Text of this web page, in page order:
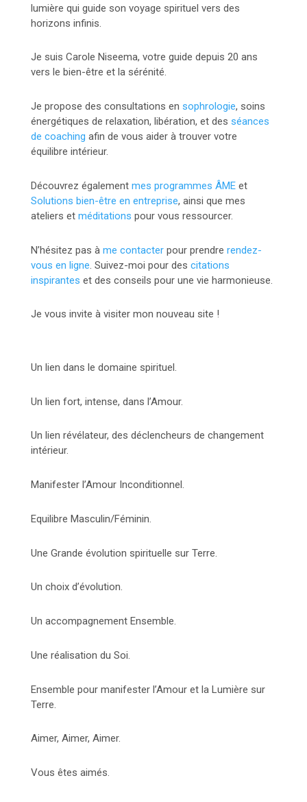
lumière qui guide son voyage spirituel vers des
horizons infinis.
Je suis Carole Niseema, votre guide depuis 20 ans
vers le bien-être et la sérénité.
Je propose des consultations en sophrologie, soins
énergétiques de relaxation, libération, et des séances
de coaching afin de vous aider à trouver votre
équilibre intérieur.
Découvrez également mes programmes ÂMEet
Solutions bien-être en entreprise, ainsi que mes
ateliers et méditations pour vous ressourcer.
N’hésitez pas à me contacterpour prendre rendez-
vous en ligne . Suivez-moi pour des citations
inspirantes et des conseils pour une vie harmonieuse.
Je vous invite à visiter mon nouveau site !
Un lien dans le domaine spirituel.
Un lien fort, intense, dans l’Amour.
Un lien révélateur, des déclencheurs de changement
intérieur.
Manifester l’Amour Inconditionnel.
Equilibre Masculin/Féminin.
Une Grande évolution spirituelle sur Terre.
Un choix d’évolution.
Un accompagnement Ensemble.
Une réalisation du Soi.
Ensemble pour manifester l’Amour et la Lumière sur
Terre.
Aimer, Aimer, Aimer.
Vous êtes aimés.